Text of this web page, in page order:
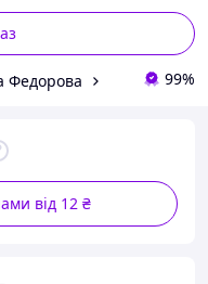
Федорова 99%
від 12 ₴